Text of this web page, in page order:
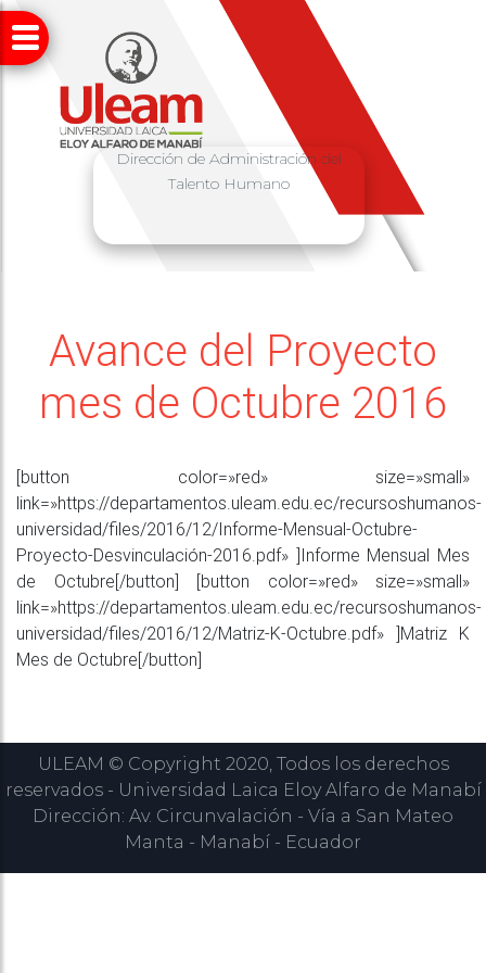
Dirección de Administración del
Talento Humano
Avance del Proyecto
mes de Octubre 2016
[button color=»red» size=»small»
link=»https://departamentos.uleam.edu.ec/recursoshumanos-
universidad/files/2016/12/Informe-Mensual-Octubre-
Proyecto-Desvinculación-2016.pdf» ]Informe Mensual Mes
de Octubre[/button] [button color=»red» size=»small»
link=»https://departamentos.uleam.edu.ec/recursoshumanos-
universidad/files/2016/12/Matriz-K-Octubre.pdf» ]Matriz K
Mes de Octubre[/button]
ULEAM © Copyright 2020, Todos los derechos
reservados - Universidad Laica Eloy Alfaro de Manabí
Dirección: Av. Circunvalación - Vía a San Mateo
Manta - Manabí - Ecuador